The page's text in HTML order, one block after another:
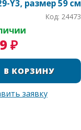
Y3, размер 59 см
Код: 24473
₽